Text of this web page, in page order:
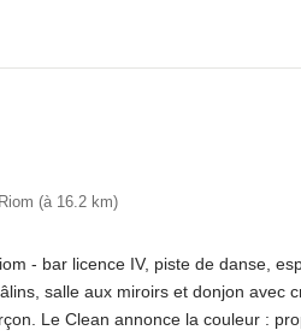
(à 16.2 km)
- bar licence IV, piste de danse,
salle aux miroirs et donjon avec
Le Clean annonce la couleur :